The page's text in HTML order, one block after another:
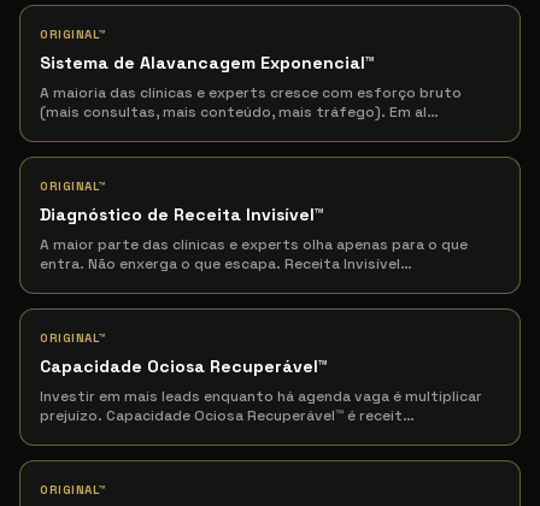
ORIGINAL™
Sistema de Alavancagem Exponencial™
A maioria das clínicas e experts cresce com esforço bruto
(mais consultas, mais conteúdo, mais tráfego). Em al…
ORIGINAL™
Diagnóstico de Receita Invisível™
A maior parte das clínicas e experts olha apenas para o que
entra. Não enxerga o que escapa. Receita Invisível…
ORIGINAL™
Capacidade Ociosa Recuperável™
Investir em mais leads enquanto há agenda vaga é multiplicar
prejuízo. Capacidade Ociosa Recuperável™ é receit…
ORIGINAL™